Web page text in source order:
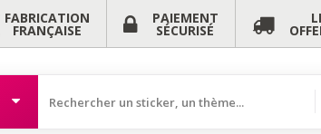
FABRICATION
FRANÇAISE
PAIEMENT
SÉCURISÉ